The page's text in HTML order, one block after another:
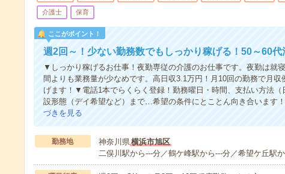
介護士 保育
ここがポイント！
週2回～！少ない勤務数でもしっかり稼げる！50～60代
▼しっかり稼げるお仕事！夜勤専従の介護のお仕事です。夜勤は就
間よりも業務量が少なめです。高日収3.1万円！月10回の勤務で月
げます！▼電話1本でらくらく登録！勤務曜日・時間、支払い方法
設形態（デイ希望など）まで…希望の条件にとことん向き合います
づきを見る
勤務地 神奈川県横浜市旭区
二俣川駅から---分／鶴ケ峰駅から---分／希望ケ丘駅